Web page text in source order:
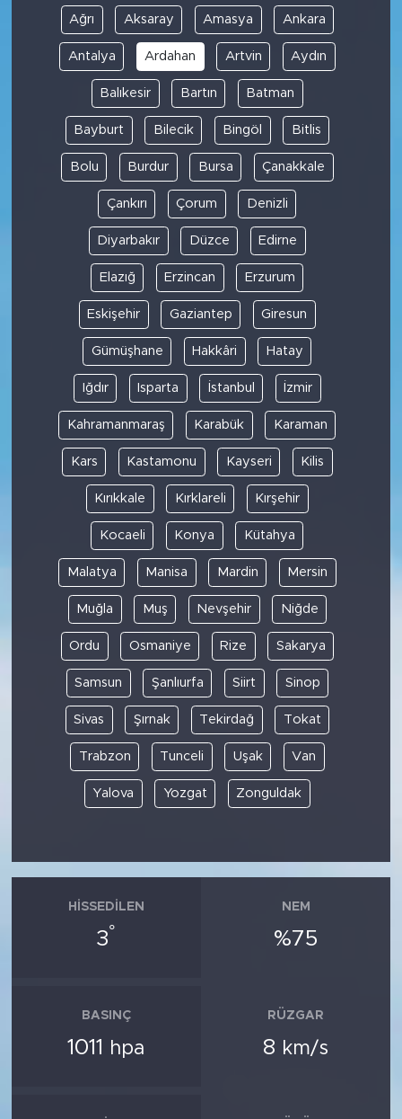
Ağrı Aksaray Amasya Ankara
Antalya Ardahan Artvin Aydın
Balıkesir Bartın Batman
Bayburt Bilecik Bingöl Bitlis
Bolu Burdur Bursa Çanakkale
Çankırı Çorum Denizli
Diyarbakır Düzce Edirne
Elazığ Erzincan Erzurum
Eskişehir Gaziantep Giresun
Gümüşhane Hakkâri Hatay
Iğdır Isparta İstanbul İzmir
Kahramanmaraş Karabük Karaman
Kars Kastamonu Kayseri Kilis
Kırıkkale Kırklareli Kırşehir
Kocaeli Konya Kütahya
Malatya Manisa Mardin Mersin
Muğla Muş Nevşehir Niğde
Ordu Osmaniye Rize Sakarya
Samsun Şanlıurfa Siirt Sinop
Sivas Şırnak Tekirdağ Tokat
Trabzon Tunceli Uşak Van
Yalova Yozgat Zonguldak
HISSEDILEN
3°
NEM
%75
BASINÇ
1011 hpa
RÜZGAR
8 km/s